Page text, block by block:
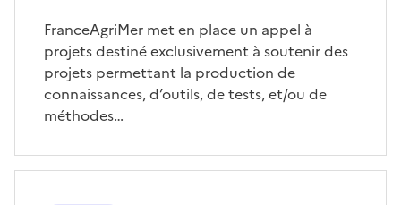
FranceAgriMer met en place un appel à
projets destiné exclusivement à soutenir des
projets permettant la production de
connaissances, d’outils, de tests, et/ou de
méthodes…